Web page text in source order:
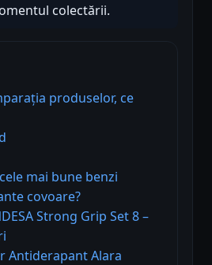
colectării.
produselor, ce
mai bune benzi
covoare?
Strong Grip Set 8 –
Antiderapant Alara